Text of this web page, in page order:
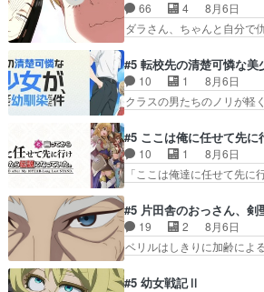
いなんです」「バンドや
か！？次週、みゅーたいぷ
ら下ネタ0じゃなかった
ソードに対してマイルド
ぶある程度抑えてる？w
ていたゴキブリ死んでる
よね。健康的な面で··江…
ノ島で、朝日を眺めな…
66 4
8月6日
ダラさん、ちゃんと自分
ットに憧れてビーム撃
も凄惨なダラさんの過去
これで一区切りかなギャ
♪薫がなんかしっかり歌
日頃からガンガン言うて
こに行くのだろう、面白
単に一族を絶滅させただけ
#5 転校先の清楚可憐な
10 1
8月6日
クラスの男たちのノリが
もちゃんが透けブラして
のキャラが登場。相変わ
希の級友を巻き込んだイ
U-NEXTで視聴しました
す隼人を見てなぜか不安
禁物だけど、なかなか結
れ、がんばりゅ」ありが…
#5 ここは俺に任せて先
10 1
8月6日
「ここは俺達に任せて
鈴奈（@0suzuna0）が【
られてたら流石に気付か
んだことある》エリック
無くブスっといくから気
構エグいことするよな…
#5 片田舎のおっさん、
19 2
8月6日
ベリルはしきりに加齢に
んじゃないですか。魔物
#5 幼女戦記Ⅱ